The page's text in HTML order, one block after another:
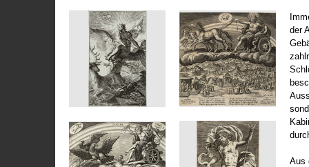
der
Aus